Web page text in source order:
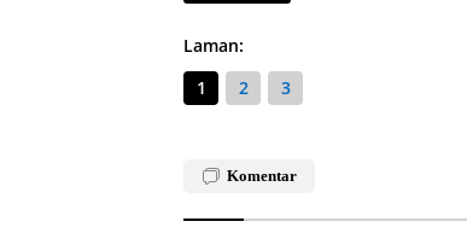
Laman:
1
2 3
Komentar